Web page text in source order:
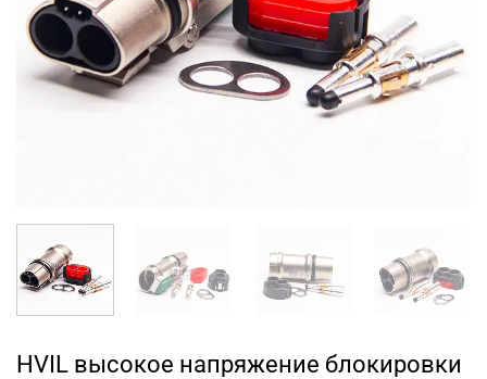
HVIL высокое напряжение блокировки